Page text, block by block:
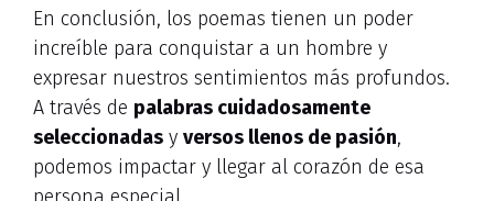
En conclusión, los poemas tienen un poder
increíble para conquistar a un hombre y
expresar nuestros sentimientos más profundos.
A través de palabras cuidadosamente
seleccionadas y versos llenos de pasión,
podemos impactar y llegar al corazón de esa